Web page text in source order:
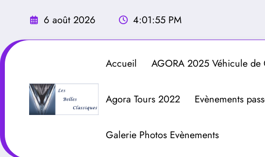
6 août 2026 4:01:56 PM
Accueil AGORA 2025 Véhicule de
Agora Tours 2022 Evènements
Galerie Photos Evènements